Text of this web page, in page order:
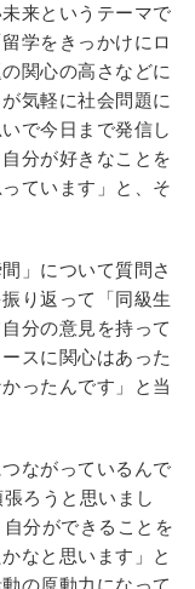
来というテーマで
学をきっかけにロ
関心の高さなどに
気軽に社会問題に
で今日まで発信し
分が好きなことを
ています」と、そ
」について質問さ
り返って「同級生
分の意見を持って
スに関心はあった
ったんです」と当
ながっているんで
ろうと思いまし
分ができることを
なと思います」と